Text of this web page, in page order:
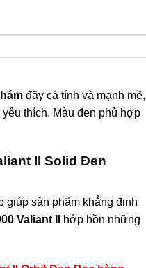
đầy cá tính và mạnh mẽ,
thích. Màu đen phù hợp
II Solid Đen
giúp sản phẩm khẳng định
Valiant II
hớp hồn những